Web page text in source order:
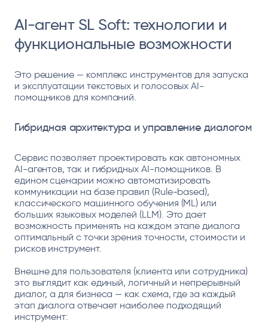
AI-агент SL Soft: технологии и
функциональные возможности
Это решение — комплекс инструментов для запуска
и эксплуатации текстовых и голосовых AI-
помощников для компаний.
Гибридная архитектура и управление диалогом
Сервис позволяет проектировать как автономных
AI-агентов, так и гибридных AI-помощников. В
едином сценарии можно автоматизировать
коммуникации на базе правил (Rule-based),
классического машинного обучения (ML) или
больших языковых моделей (LLM). Это дает
возможность применять на каждом этапе диалога
оптимальный с точки зрения точности, стоимости и
рисков инструмент.
Внешне для пользователя (клиента или сотрудника)
это выглядит как единый, логичный и непрерывный
диалог, а для бизнеса — как схема, где за каждый
этап диалога отвечает наиболее подходящий
инструмент: